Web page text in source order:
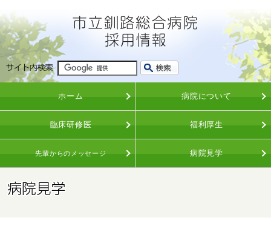
ホーム 病院について
臨床研修医 福利厚生
先輩からのメッセージ 病院見学